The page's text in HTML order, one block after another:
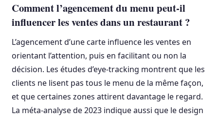
Comment l’agencement du menu peut-il
influencer les ventes dans un restaurant ?
L’agencement d’une carte influence les ventes en
orientant l’attention, puis en facilitant ou non la
décision. Les études d’eye-tracking montrent que les
clients ne lisent pas tous le menu de la même façon,
et que certaines zones attirent davantage le regard.
La méta-analyse de 2023 indique aussi que le design